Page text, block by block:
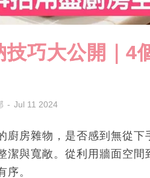
技巧大公開｜4
Jul 11 2024
廚房雜物，是否感到無從
潔與寬敞。從利用牆面空
序。